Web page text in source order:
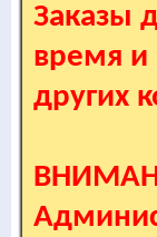
Заказы
время и
других